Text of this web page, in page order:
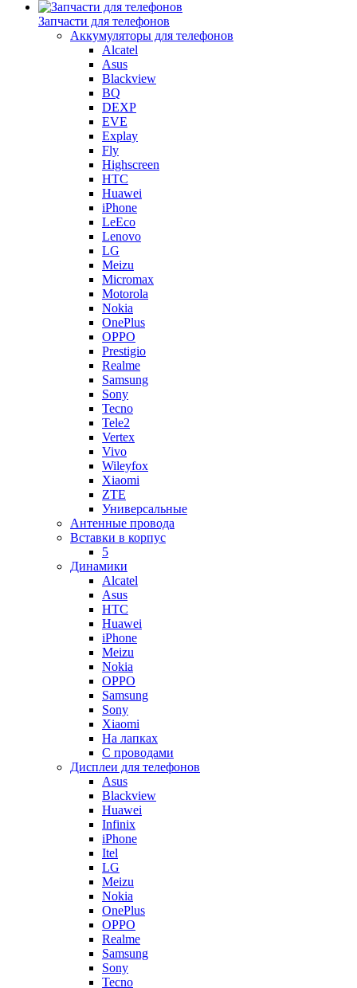
Запчасти для телефонов
Аккумуляторы для телефонов
Alcatel
Asus
Blackview
BQ
DEXP
EVE
Explay
Fly
Highscreen
HTC
Huawei
iPhone
LeEco
Lenovo
LG
Meizu
Micromax
Motorola
Nokia
OnePlus
OPPO
Prestigio
Realme
Samsung
Sony
Tecno
Tele2
Vertex
Vivo
Wileyfox
Xiaomi
ZTE
Универсальные
Антенные провода
Вставки в корпус
5
Динамики
Alcatel
Asus
HTC
Huawei
iPhone
Meizu
Nokia
OPPO
Samsung
Sony
Xiaomi
На лапках
С проводами
Дисплеи для телефонов
Asus
Blackview
Huawei
Infinix
iPhone
Itel
LG
Meizu
Nokia
OnePlus
OPPO
Realme
Samsung
Sony
Tecno